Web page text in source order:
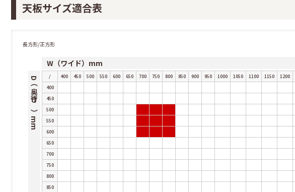
天板サイズ適合表
長方形/正方形
W（ワイド）mm
D（奥行き）mm / 400 450 500 550 600 650 700 750 800 850 900 950 1000 1050 1100 1150 1200
400
450
500
550
600
650
700
750
800
850